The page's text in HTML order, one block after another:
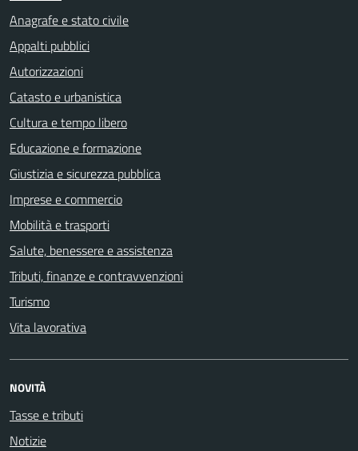
Anagrafe e stato civile
Appalti pubblici
Autorizzazioni
Catasto e urbanistica
Cultura e tempo libero
Educazione e formazione
Giustizia e sicurezza pubblica
Imprese e commercio
Mobilità e trasporti
Salute, benessere e assistenza
Tributi, finanze e contravvenzioni
Turismo
Vita lavorativa
NOVITÀ
Tasse e tributi
Notizie